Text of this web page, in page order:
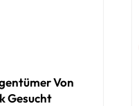
Von
Gesucht